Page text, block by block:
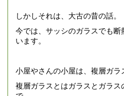
しかしそれは、大古の昔の話。
今では、サッシのガラスでも断
います。
小屋やさんの小屋は、複層ガラ
複層ガラスとはガラスとガラス